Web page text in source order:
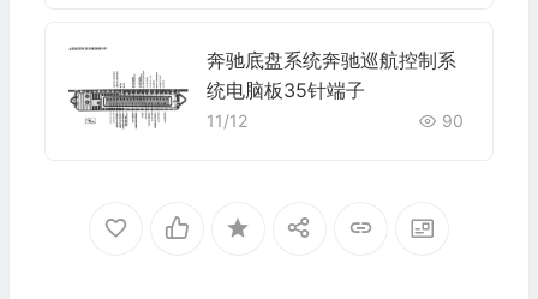
奔驰底盘系统奔驰巡航控制系
统电脑板35针端子
11/12 90